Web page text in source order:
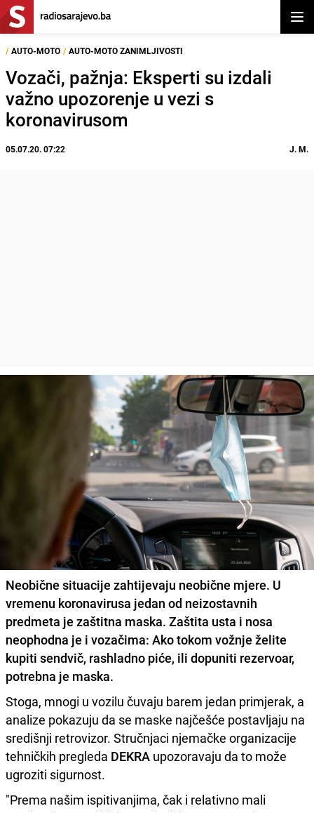
/ AUTO-MOTO / AUTO-MOTO ZANIMLJIVOSTI
Vozači, pažnja: Eksperti su izdali
važno upozorenje u vezi s
koronavirusom
05.07.20. 07:22 J. M.
Neobične situacije zahtijevaju neobične mjere. U
vremenu koronavirusa jedan od neizostavnih
predmeta je zaštitna maska. Zaštita usta i nosa
neophodna je i vozačima: Ako tokom vožnje želite
kupiti sendvič, rashladno piće, ili dopuniti rezervoar,
potrebna je maska.
Stoga, mnogi u vozilu čuvaju barem jedan primjerak, a
analize pokazuju da se maske najčešće postavljaju na
središnji retrovizor. Stručnjaci njemačke organizacije
tehničkih pregleda DEKRA upozoravaju da to može
ugroziti sigurnost.
"Prema našim ispitivanjima, čak i relativno mali